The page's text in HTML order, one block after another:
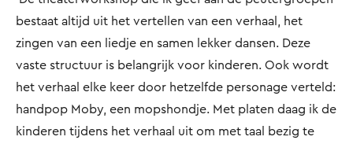
bestaat altijd uit het vertellen van een verhaal, het
zingen van een liedje en samen lekker dansen. Deze
vaste structuur is belangrijk voor kinderen. Ook wordt
het verhaal elke keer door hetzelfde personage verteld:
handpop Moby, een mopshondje. Met platen daag ik de
kinderen tijdens het verhaal uit om met taal bezig te